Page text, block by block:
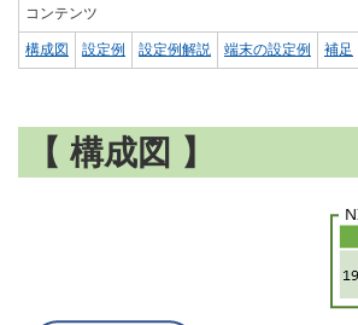
コンテンツ
構成図 設定例 設定例解説 端末の設定例 補足
【 構成図 】